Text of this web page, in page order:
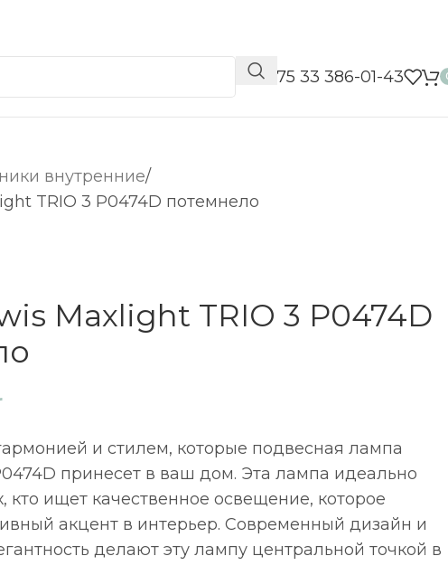
📞 +375 33 386-01-43
внутренние
TRIO 3 P0474D потемнело
Maxlight TRIO 3 P0474D
и стилем, которые подвесная лампа
принесет в ваш дом. Эта лампа идеально
кто ищет качественное освещение, которое
акцент в интерьер. Современный дизайн и
делают эту лампу центральной точкой в